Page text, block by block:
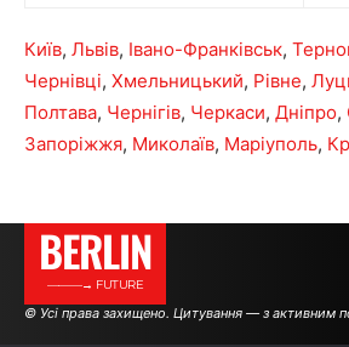
Київ, Львів, Івано-Франківськ,
Чернівці, Хмельницький, Рівне,
Полтава, Чернігів, Черкаси, Дніпро,
Запоріжжя, Миколаїв, Маріуполь,
BERLIN
———→ FUTURE
© Усі права захищено. Цитування — з активним